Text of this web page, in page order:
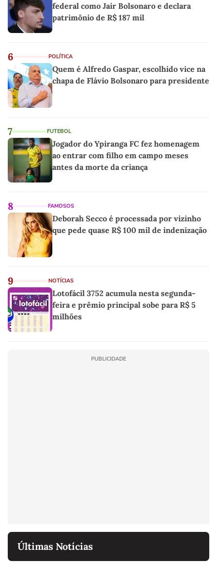
federal como Jair Bolsonaro e declara
patrimônio de R$ 187 mil
6 POLÍTICA
Quem é Alfredo Gaspar, escolhido vice na
chapa de Flávio Bolsonaro para presidente
7 FUTEBOL
Jogador do Ypiranga FC fez homenagem
ao entrar com filho em campo meses
antes da morte da criança
8 FAMOSOS
Deborah Secco é processada por vizinho
que pede quase R$ 100 mil de indenização
9 NOTÍCIAS
Lotofácil 3752 acumula nesta segunda-
feira e prêmio principal sobe para R$ 5
milhões
PUBLICIDADE
Últimas Notícias